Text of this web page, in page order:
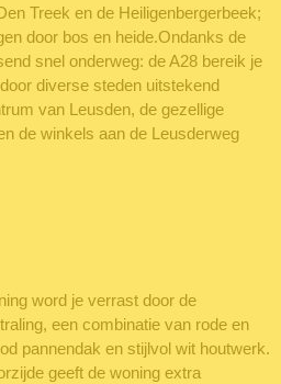
Treek en de Heiligenbergerbeek;
door bos en heide.Ondanks de
snel onderweg: de A28 bereik je
diverse steden uitstekend
van Leusden, de gezellige
de winkels aan de Leusderweg
word je verrast door de
een combinatie van rode en
pannendak en stijlvol wit houtwerk.
geeft de woning extra